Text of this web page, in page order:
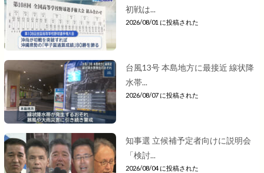
初戦は...
2026/08/01 に投稿された
台風13号 本島地方に最接近 線状降
水帯...
2026/08/07 に投稿された
知事選 立候補予定者向けに説明会
「検討...
2026/08/04 に投稿された